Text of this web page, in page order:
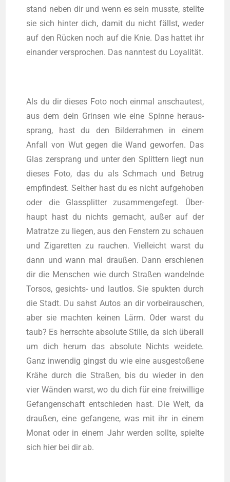
stand neben dir und wenn es sein muss­te, stell­te
sie sich hin­ter dich, damit du nicht fällst, weder
auf den Rücken noch auf die Knie. Das hat­tet ihr
ein­an­der ver­spro­chen. Das nann­test du Loyalität.
Als du dir die­ses Foto noch ein­mal anschau­test,
aus dem dein Grin­sen wie eine Spin­ne her­aus­
sprang, hast du den Bil­der­rah­men in einem
Anfall von Wut gegen die Wand gewor­fen. Das
Glas zer­sprang und unter den Split­tern liegt nun
die­ses Foto, das du als Schmach und Betrug
emp­fin­dest. Seit­her hast du es nicht auf­ge­ho­ben
oder die Glas­split­ter zusam­men­ge­fegt. Über­
haupt hast du nichts gemacht, außer auf der
Matrat­ze zu lie­gen, aus den Fens­tern zu schau­en
und Ziga­ret­ten zu rau­chen. Viel­leicht warst du
dann und wann mal drau­ßen. Dann erschie­nen
dir die Men­schen wie durch Stra­ßen wan­deln­de
Tor­sos, gesichts- und laut­los. Sie spuk­ten durch
die Stadt. Du sahst Autos an dir vor­bei­rau­schen,
aber sie mach­ten kei­nen Lärm. Oder warst du
taub? Es herrsch­te abso­lu­te Stil­le, da sich über­all
um dich her­um das abso­lu­te Nichts wei­de­te.
Ganz inwen­dig gingst du wie eine aus­ge­sto­ße­ne
Krä­he durch die Stra­ßen, bis du wie­der in den
vier Wän­den warst, wo du dich für eine frei­wil­li­ge
Gefan­gen­schaft ent­schie­den hast. Die Welt, da
drau­ßen, eine gefan­ge­ne, was mit ihr in einem
Monat oder in einem Jahr wer­den soll­te, spiel­te
sich hier bei dir ab.